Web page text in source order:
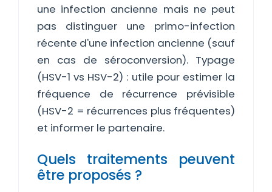
une infection ancienne mais ne peut
pas distinguer une primo-infection
récente d'une infection ancienne (sauf
en cas de séroconversion). Typage
(HSV-1 vs HSV-2) : utile pour estimer la
fréquence de récurrence prévisible
(HSV-2 = récurrences plus fréquentes)
et informer le partenaire.
Quels traitements peuvent
être proposés ?